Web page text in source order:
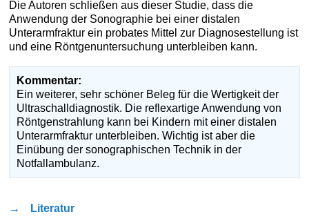
Die Autoren schließen aus dieser Studie, dass die
Anwendung der Sonographie bei einer distalen
Unterarmfraktur ein probates Mittel zur Diagnosestellung ist
und eine Röntgenuntersuchung unterbleiben kann.
Kommentar:
Ein weiterer, sehr schöner Beleg für die Wertigkeit der
Ultraschalldiagnostik. Die reflexartige Anwendung von
Röntgenstrahlung kann bei Kindern mit einer distalen
Unterarmfraktur unterbleiben. Wichtig ist aber die
Einübung der sonographischen Technik in der
Notfallambulanz.
→ Literatur